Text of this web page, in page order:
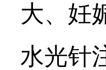
大、妊
水光针